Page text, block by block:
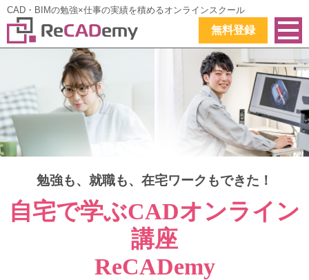
CAD・BIMの勉強×仕事の実績を積めるオンラインスクール
無料登録
勉強も、就職も、在宅ワークもできた！
自宅で学ぶCADオンライン
講座
ReCADemy